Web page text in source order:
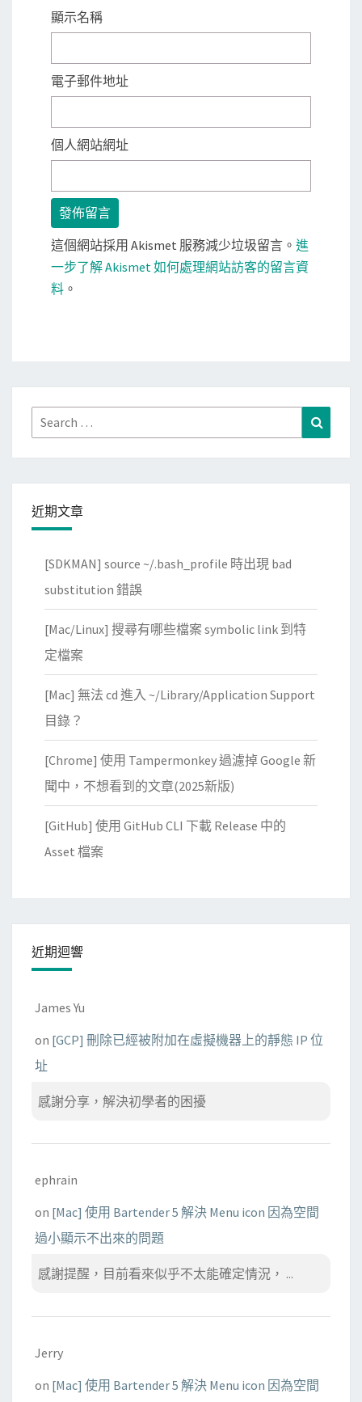
顯示名稱
電子郵件地址
個人網站網址
這個網站採用 Akismet 服務減少垃圾留言。 進
一步了解 Akismet 如何處理網站訪客的留言資
料 。
Search
for:
近期文章
[SDKMAN] source ~/.bash_profile 時出現 bad
substitution 錯誤
[Mac/Linux] 搜尋有哪些檔案 symbolic link 到特
定檔案
[Mac] 無法 cd 進入 ~/Library/Application Support
目錄？
[Chrome] 使用 Tampermonkey 過濾掉 Google 新
聞中，不想看到的文章(2025新版)
[GitHub] 使用 GitHub CLI 下載 Release 中的
Asset 檔案
近期迴響
James Yu
on [GCP] 刪除已經被附加在虛擬機器上的靜態 IP 位
址
感謝分享，解決初學者的困擾
ephrain
on [Mac] 使用 Bartender 5 解決 Menu icon 因為空間
過小顯示不出來的問題
感謝提醒，目前看來似乎不太能確定情況， ...
Jerry
on [Mac] 使用 Bartender 5 解決 Menu icon 因為空間